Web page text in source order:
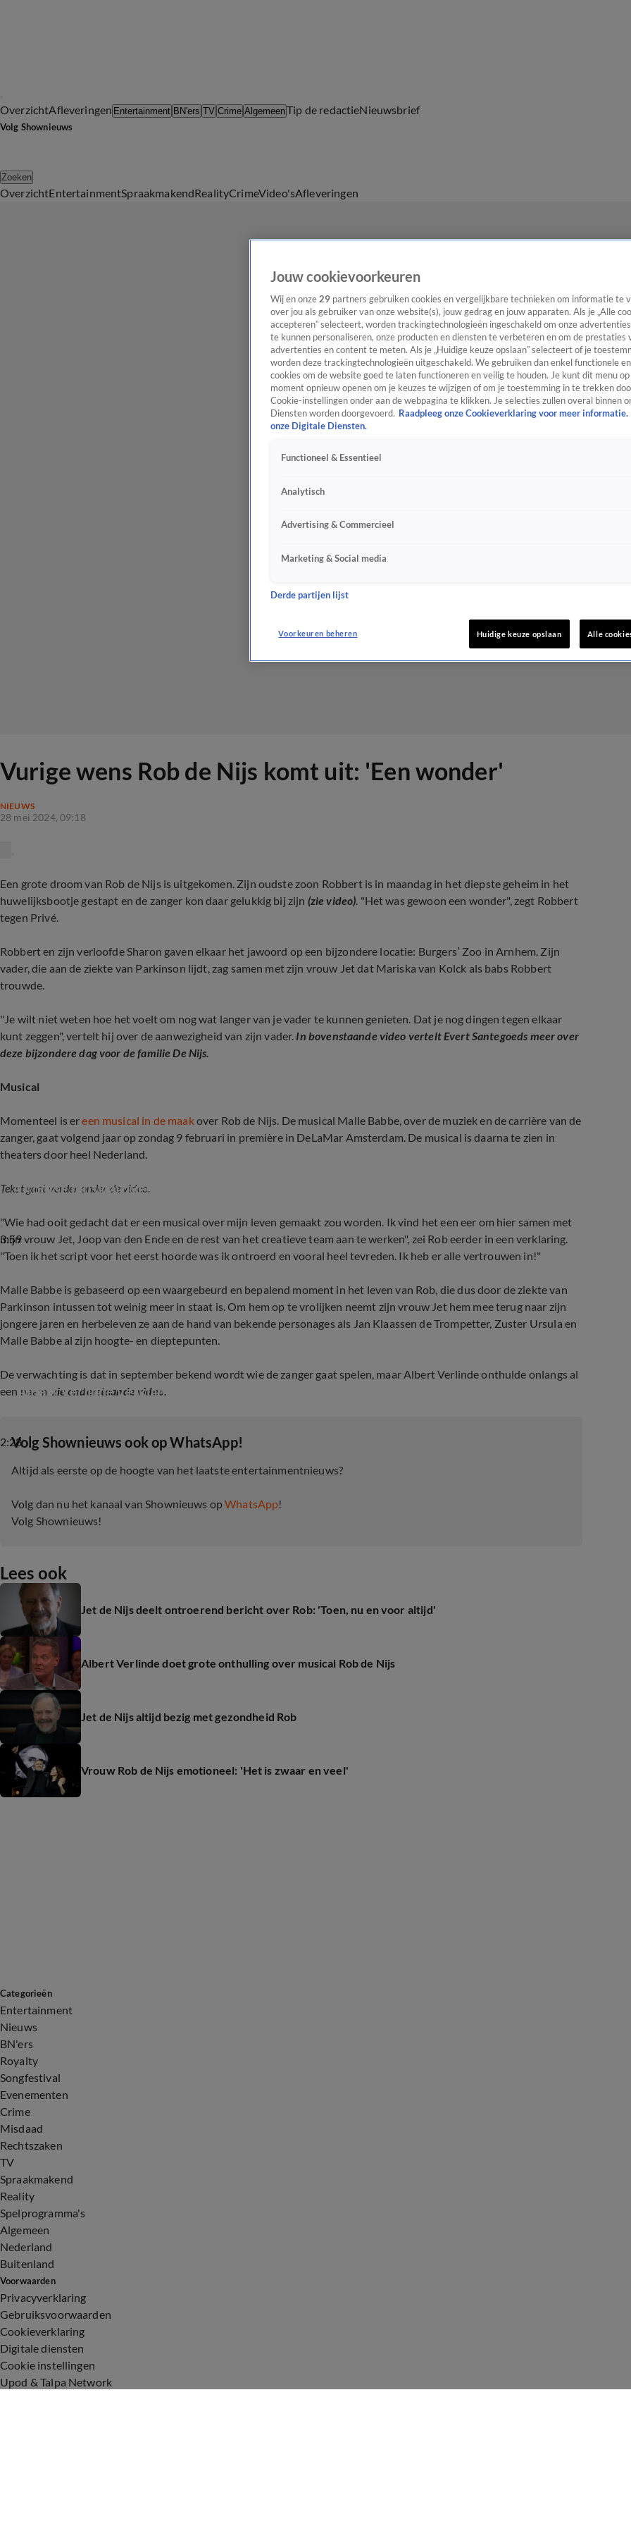
OverzichtAfleveringen Entertainment BN'ers TV Crime AlgemeenTip de redactieNieuwsbrief
Volg Shownieuws
Zoeken
OverzichtEntertainmentSpraakmakendRealityCrimeVideo'sAfleveringen
Vurige wens Rob de Nijs komt uit: 'Een wonder'
NIEUWS
28 mei 2024, 09:18
Een grote droom van Rob de Nijs is uitgekomen. Zijn oudste zoon Robbert is in maandag in het diepste geheim in het
huwelijksbootje gestapt en de zanger kon daar gelukkig bij zijn (zie video). "Het was gewoon een wonder", zegt Robbert
tegen Privé.
Robbert en zijn verloofde Sharon gaven elkaar het jawoord op een bijzondere locatie: Burgers’ Zoo in Arnhem. Zijn
vader, die aan de ziekte van Parkinson lijdt, zag samen met zijn vrouw Jet dat Mariska van Kolck als babs Robbert
trouwde.
"Je wilt niet weten hoe het voelt om nog wat langer van je vader te kunnen genieten. Dat je nog dingen tegen elkaar
kunt zeggen", vertelt hij over de aanwezigheid van zijn vader. In bovenstaande video vertelt Evert Santegoeds meer over
deze bijzondere dag voor de familie De Nijs.
Musical
Momenteel is ereen musical in de maakover Rob de Nijs. De musical Malle Babbe, over de muziek en de carrière van de
zanger, gaat volgend jaar op zondag 9 februari in première in DeLaMar Amsterdam. De musical is daarna te zien in
theaters door heel Nederland.
Tekst gaat verder onder de video.
3:59
Grootse musical over Rob de Nijs in de maak
"Wie had ooit gedacht dat er een musical over mijn leven gemaakt zou worden. Ik vind het een eer om hier samen met
mijn vrouw Jet, Joop van den Ende en de rest van het creatieve team aan te werken", zei Rob eerder in een verklaring.
"Toen ik het script voor het eerst hoorde was ik ontroerd en vooral heel tevreden. Ik heb er alle vertrouwen in!"
Malle Babbe is gebaseerd op een waargebeurd en bepalend moment in het leven van Rob, die dus door de ziekte van
Parkinson intussen tot weinig meer in staat is. Om hem op te vrolijken neemt zijn vrouw Jet hem mee terug naar zijn
jongere jaren en herbeleven ze aan de hand van bekende personages als Jan Klaassen de Trompetter, Zuster Ursula en
Malle Babbe al zijn hoogte- en dieptepunten.
De verwachting is dat in september bekend wordt wie de zanger gaat spelen, maar Albert Verlinde onthulde onlangs al
een naam, zie onderstaande video.
2:28
Albert Verlinde verklapt informatie over musical Rob de Nijs
‎Volg Shownieuws ook op WhatsApp!
Altijd als eerste op de hoogte van het laatste entertainmentnieuws?
Volg dan nu het kanaal van Shownieuws opWhatsApp!
Volg Shownieuws!
Lees ook
Jet de Nijs deelt ontroerend bericht over Rob: 'Toen, nu en voor altijd'
Albert Verlinde doet grote onthulling over musical Rob de Nijs
Jet de Nijs altijd bezig met gezondheid Rob
Vrouw Rob de Nijs emotioneel: 'Het is zwaar en veel'
Categorieën
Entertainment
Nieuws
BN'ers
Royalty
Songfestival
Evenementen
Crime
Misdaad
Rechtszaken
TV
Spraakmakend
Reality
Spelprogramma's
Algemeen
Nederland
Buitenland
Voorwaarden
Privacyverklaring
Gebruiksvoorwaarden
Cookieverklaring
Digitale diensten
Cookie instellingen
Upod & Talpa Network
Jouw cookievoorkeuren
Wij en onze 29 partners gebruiken cookies en vergelijkbare technieken om informatie te
over jou als gebruiker van onze website(s), jouw gedrag en jouw apparaten. Als je „Alle
accepteren” selecteert, worden trackingtechnologieën ingeschakeld om onze
te kunnen personaliseren, onze producten en diensten te verbeteren en om de prestaties
advertenties en content te meten. Als je „Huidige keuze opslaan” selecteert of je
worden deze trackingtechnologieën uitgeschakeld. We gebruiken dan enkel functionele
cookies om de website goed te laten functioneren en veilig te houden. Je kunt dit menu
moment opnieuw openen om je keuzes te wijzigen of om je toestemming in te trekken
Cookie-instellingen onder aan de webpagina te klikken. Je selecties zullen overal binnen
Diensten worden doorgevoerd. Raadpleeg onze Cookieverklaring voor meer informatie.
onze Digitale Diensten.
Functioneel & Essentieel
Analytisch
Advertising & Commercieel
Marketing & Social media
Derde partijen lijst
Voorkeuren beheren Huidige keuze opslaan Alle